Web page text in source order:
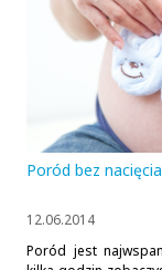
Poród bez
12.06.2014
Poród jest